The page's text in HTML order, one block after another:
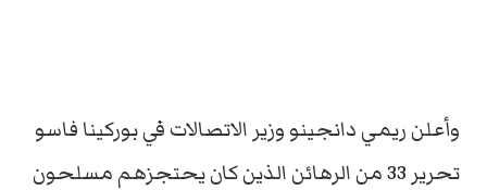
وأعلن ريمي دانجينو وزير الاتصالات في بوركينا فاسو
تحرير 33 من الرهائن الذين كان يحتجزهم مسلحون